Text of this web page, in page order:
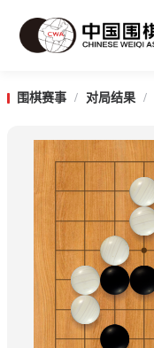
围棋赛事 / 对局结果 /